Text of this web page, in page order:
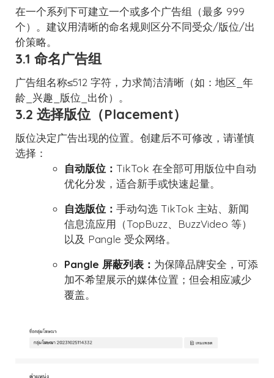
在一个系列下可建立一个或多个广告组（最多 999
个）。建议用清晰的命名规则区分不同受众/版位/出
价策略。
3.1 命名广告组
广告组名称≤512 字符，力求简洁清晰（如：地区_年
龄_兴趣_版位_出价）。
3.2 选择版位（Placement）
版位决定广告出现的位置。创建后不可修改，请谨慎
选择：
自动版位： TikTok 在全部可用版位中自动
优化分发，适合新手或快速起量。
自选版位： 手动勾选 TikTok 主站、新闻
信息流应用（TopBuzz、BuzzVideo 等）
以及 Pangle 受众网络。
Pangle 屏蔽列表： 为保障品牌安全，可添
加不希望展示的媒体位置；但会相应减少
覆盖。